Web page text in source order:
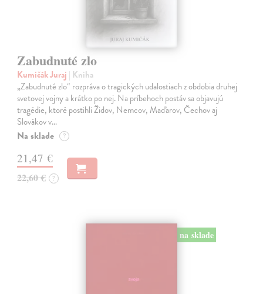
Zabudnuté zlo
Kumičák Juraj | Kniha
„Zabudnuté zlo“ rozpráva o tragických udalostiach z obdobia druhej
svetovej vojny a krátko po nej. Na príbehoch postáv sa objavujú
tragédie, ktoré postihli Židov, Nemcov, Maďarov, Čechov aj
Slovákov v…
Na sklade ?
21,47 €
22,60 € ?
na sklade